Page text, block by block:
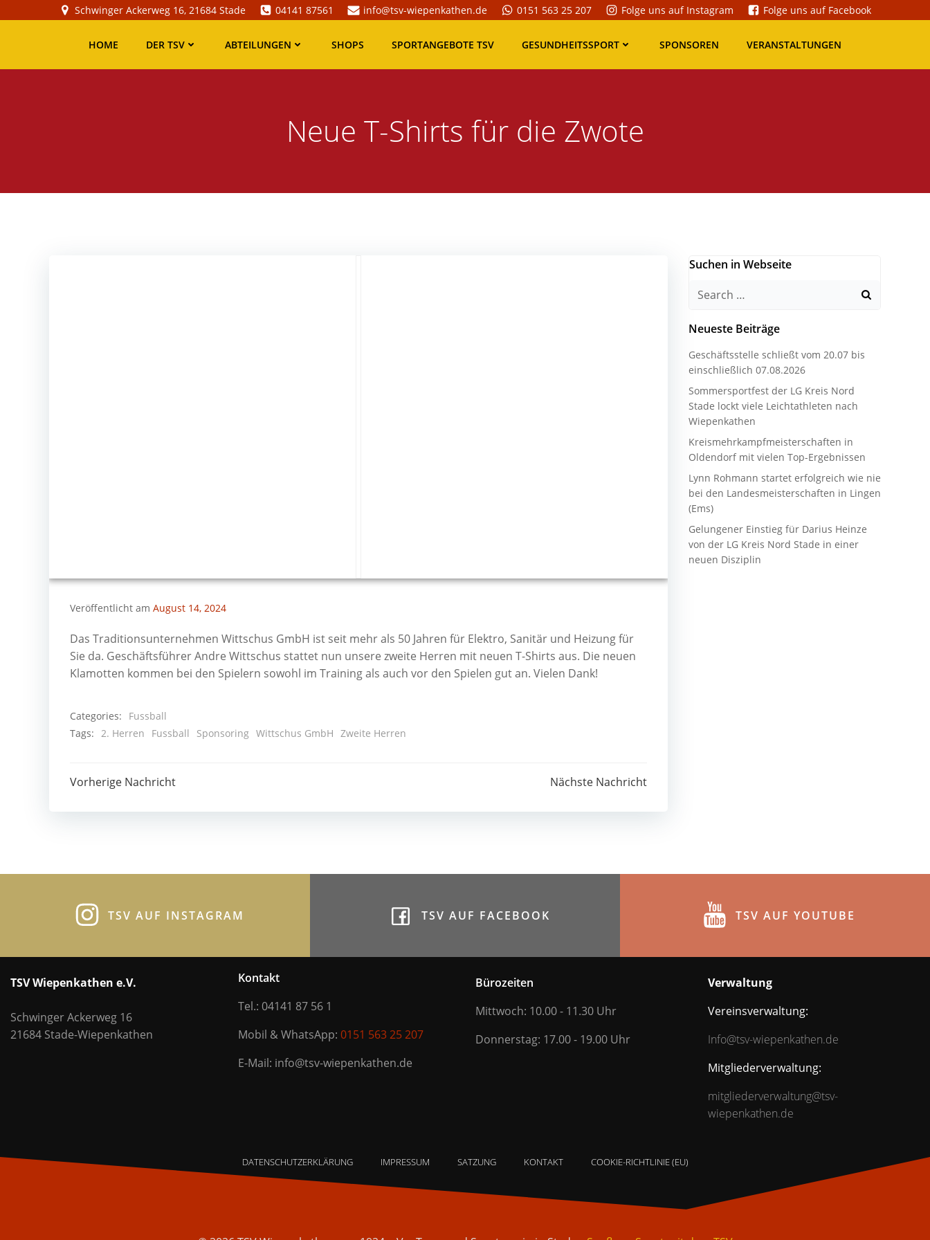
Inhalt
Schwinger Ackerweg 16, 21684 Stade 04141 87561 info@tsv-wiepenkathen.de 0151 563 25 207 Folge uns auf Instagram Folge uns auf Facebook
HOME DER TSV ABTEILUNGEN SHOPS SPORTANGEBOTE TSV GESUNDHEITSSPORT SPONSOREN VERANSTALTUNGEN
Neue T-Shirts für die Zwote
Veröffentlicht am August 14, 2024
Das Traditionsunternehmen Wittschus GmbH ist seit mehr als 50 Jahren für Elektro, Sanitär und Heizung für
Sie da. Geschäftsführer Andre Wittschus stattet nun unsere zweite Herren mit neuen T-Shirts aus. Die neuen
Klamotten kommen bei den Spielern sowohl im Training als auch vor den Spielen gut an. Vielen Dank!
Categories:
Fussball
Tags: 2. Herren Fussball Sponsoring Wittschus GmbH Zweite Herren
Post
navigation
Vorherige Nachricht
navigation
Nächste Nachricht
Suchen in Webseite
Search
Neueste Beiträge
Geschäftsstelle schließt vom 20.07 bis
einschließlich 07.08.2026
Sommersportfest der LG Kreis Nord
Stade lockt viele Leichtathleten nach
Wiepenkathen
Kreismehrkampfmeisterschaften in
Oldendorf mit vielen Top-Ergebnissen
Lynn Rohmann startet erfolgreich wie nie
bei den Landesmeisterschaften in Lingen
(Ems)
Gelungener Einstieg für Darius Heinze
von der LG Kreis Nord Stade in einer
neuen Disziplin
TSV AUF INSTAGRAM TSV AUF FACEBOOK TSV AUF YOUTUBE
TSV Wiepenkathen e.V.
Schwinger Ackerweg 16
21684 Stade-Wiepenkathen
Kontakt
Tel.: 04141 87 56 1
Mobil & WhatsApp: 0151 563 25 207
E-Mail: info@tsv-wiepenkathen.de
Bürozeiten
Mittwoch: 10.00 - 11.30 Uhr
Donnerstag: 17.00 - 19.00 Uhr
Verwaltung
Vereinsverwaltung:
Info@tsv-wiepenkathen.de
Mitgliederverwaltung:
mitgliederverwaltung@tsv-
wiepenkathen.de
DATENSCHUTZERKLÄRUNG IMPRESSUM SATZUNG KONTAKT COOKIE-RICHTLINIE (EU)